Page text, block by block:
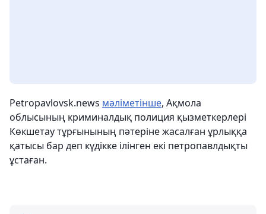
Petropavlovsk.news мәліметінше, Ақмола
облысының криминалдық полиция қызметкерлері
Көкшетау тұрғынының пәтеріне жасалған ұрлыққа
қатысы бар деп күдікке ілінген екі петропавлдықты
ұстаған.